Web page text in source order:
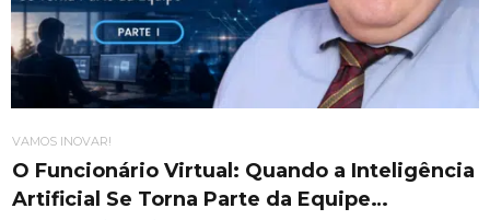
VAMOS INOVAR!
O Funcionário Virtual: Quando a Inteligência
Artificial Se Torna Parte da Equipe…